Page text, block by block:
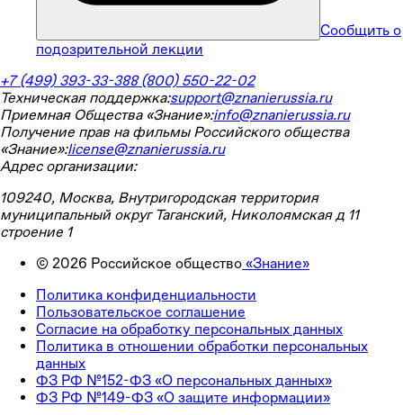
Сообщить о
подозрительной лекции
+7 (499) 393-33-388 (800) 550-22-02
Техническая поддержка:support@znanierussia.ru
Приемная Общества «Знание»:info@znanierussia.ru
Получение прав на фильмы Российского общества
«Знание»:license@znanierussia.ru
Адрес организации:
109240, Москва, Внутригородская территория
муниципальный округ Таганский, Николоямская д 11
строение 1
© 2026 Российское общество «Знание»
Политика конфиденциальности
Пользовательское соглашение
Согласие на обработку персональных данных
Политика в отношении обработки персональных
данных
ФЗ РФ №152-ФЗ «О персональных данных»
ФЗ РФ №149-ФЗ «О защите информации»